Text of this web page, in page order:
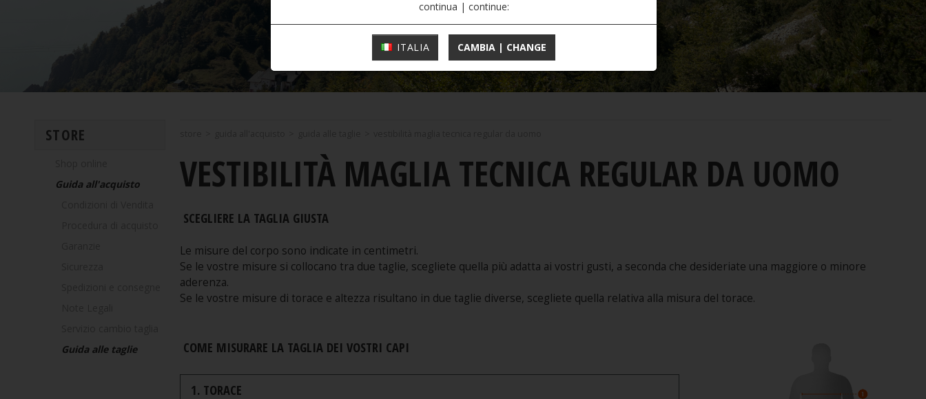
STORE
Guida all'acquisto
Guida alle taglie
VESTIBILITÀ MAGLIA TECNICA REGULAR DA UOMO
SCEGLIERE LA TAGLIA GIUSTA
Le misure del corpo sono indicate in centimetri.
Se le vostre misure si collocano tra due taglie, scegliete quella più adatta ai vostri gusti, a seconda che desideriate una maggiore o minore
aderenza.
Se le vostre misure di torace e altezza risultano in due taglie diverse, scegliete quella relativa alla misura del torace.
COME MISURARE LA TAGLIA DEI VOSTRI CAPI
1. TORACE
continua | continue:
ITALIA CAMBIA | CHANGE